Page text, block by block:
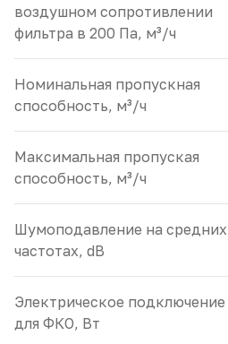
воздушном сопротивлении
фильтра в 200 Па, м³/ч
Номинальная пропускная
способность, м³/ч
Максимальная пропуская
способность, м³/ч
Шумоподавление на средних
частотах, dB
Электрическое подключение
для ФКО, Вт